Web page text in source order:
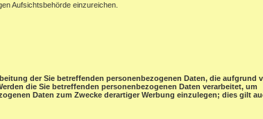
Aufsichtsbehörde einzureichen.
der Sie betreffenden personenbezogenen Daten, die aufgrund
die Sie betreffenden personenbezogenen Daten verarbeitet, um
Daten zum Zwecke derartiger Werbung einzulegen; dies gilt